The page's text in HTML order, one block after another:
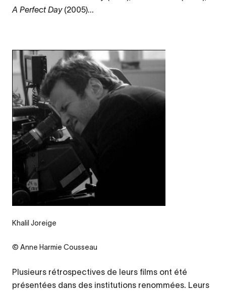
Legende
Khalil Joreige
Credit
© Anne Harmie Cousseau
A Perfect Day (2005)...
Plusieurs rétrospectives de leurs films ont été
présentées dans des institutions renommées. Leurs